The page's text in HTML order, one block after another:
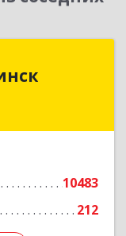
10483
212